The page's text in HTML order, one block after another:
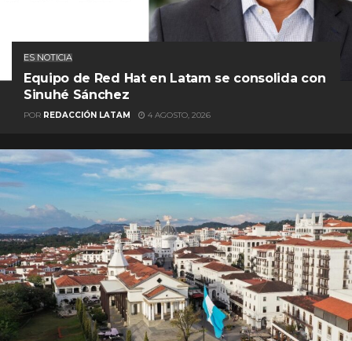
ES NOTICIA
Equipo de Red Hat en Latam se consolida con
Sinuhé Sánchez
POR REDACCIÓN LATAM 4 AGOSTO, 2026